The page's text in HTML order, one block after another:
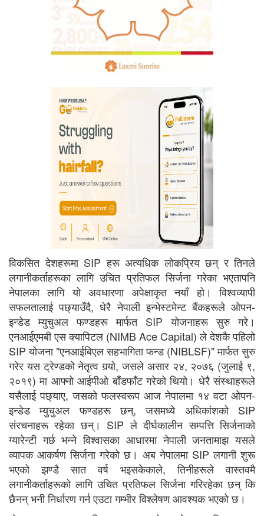
विकसित देशहरूमा SIP हरू अत्यधिक लोकप्रिय छन् र तिनले
लगानीकर्ताहरूका लागि उचित प्रतिफल सिर्जना गरेका भएतापनि
नेपालका लागि यो अवधारणा अपेक्षाकृत नयाँ हो। विश्वव्यापी
सफलतालाई पछ्याउँदै, धेरै नेपाली इन्भेस्टमेन्ट बैंकहरूले ओपन-
इन्डेड म्युचुअल फण्डहरू मार्फत SIP योजनाहरू सुरु गरे।
एनआईएमबी एस क्यापिटल (NIMB Ace Capital) ले देशकै पहिलो
SIP योजना "एनआईबिएल सहभागिता फन्ड (NIBLSF)" मार्फत सुरु
गरेर यस ट्रेण्डको नेतृत्व गर्‍यो, जसले असार २४, २०७६ (जुलाई ९,
२०१९) मा आफ्नो आईपीओ बाँडफाँट गरेको थियो। धेरै संस्थाहरूले
यसैलाई पछ्याए, जसको फलस्वरूप आज नेपालमा १४ वटा ओपन-
इन्डेड म्युचुअल फण्डहरू छन्, जसमध्ये अधिकांशको SIP
संरचनाहरू रहेका छन्। SIP ले दीर्घकालीन सम्पत्ति सिर्जनाको
ग्यारेन्टी गर्छ भन्ने विश्वासका आधारमा नेपाली जनतामाझ यसले
व्यापक आकर्षण सिर्जना गरेको छ। अब नेपालमा SIP लगानी शुरू
भएको झण्डै सात वर्ष भइसकेकाले, तिनीहरूले वास्तवमै
लगानीकर्ताहरूको लागि उचित प्रतिफल सिर्जना गरिरहेका छन् कि
छैनन् भनी निर्धारण गर्न एउटा गम्भीर विश्लेषण आवश्यक भएको छ।